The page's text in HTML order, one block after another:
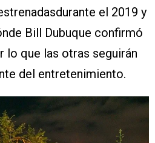
el 2019 y
Bill Dubuque confirmó
lo que las otras seguirán
del entretenimiento.